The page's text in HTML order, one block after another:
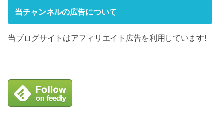
当チャンネルの広告について
当ブログサイトはアフィリエイト広告を利用しています!